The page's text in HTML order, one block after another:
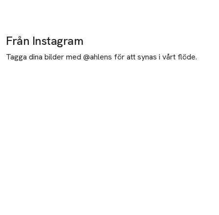
Från Instagram
Tagga dina bilder med @ahlens för att synas i vårt flöde.